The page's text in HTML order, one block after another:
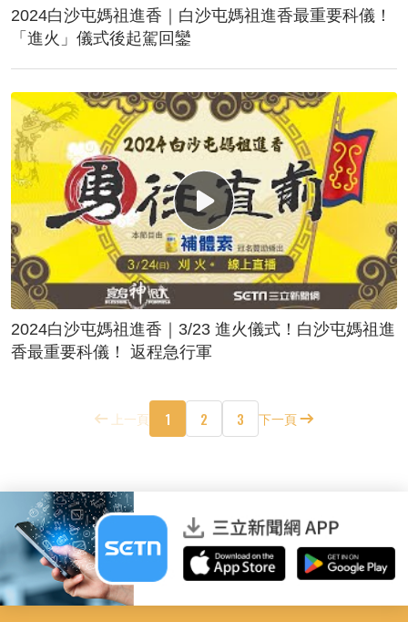
2024白沙屯媽祖進香｜白沙屯媽祖進香最重要科儀！
「進火」儀式後起駕回鑾
2024白沙屯媽祖進香｜3/23 進火儀式！白沙屯媽祖進
香最重要科儀！ 返程急行軍
上一頁 1 2 3 下一頁